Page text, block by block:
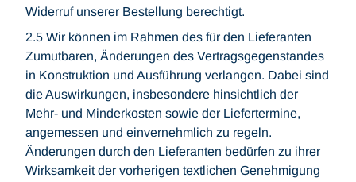
Widerruf unserer Bestellung berechtigt.
2.5 Wir können im Rahmen des für den Lieferanten
Zumutbaren, Änderungen des Vertragsgegenstandes
in Konstruktion und Ausführung verlangen. Dabei sind
die Auswirkungen, insbesondere hinsichtlich der
Mehr- und Minderkosten sowie der Liefertermine,
angemessen und einvernehmlich zu regeln.
Änderungen durch den Lieferanten bedürfen zu ihrer
Wirksamkeit der vorherigen textlichen Genehmigung